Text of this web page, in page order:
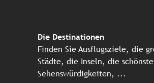
Die Destinationen
Finden Sie Ausflugsziele, die
Städte, die Inseln, die
Sehenswürdigkeiten, ...